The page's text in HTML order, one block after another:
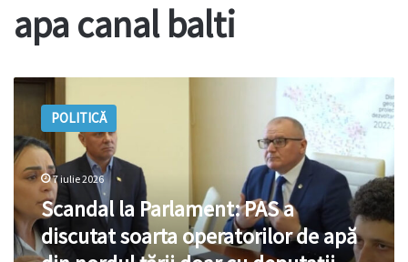
apa canal balti
Scandal
Parlament:
PAS
a
discutat
soarta
operatorilor
de
apă
POLITICĂ
7 iulie 2026
Scandal la Parlament: PAS a
discutat soarta operatorilor de apă